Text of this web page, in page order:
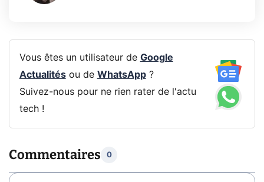
Vous êtes un utilisateur de Google
Actualitésou de WhatsApp?
Suivez-nous pour ne rien rater de l'actu
tech !
Commentaires 0